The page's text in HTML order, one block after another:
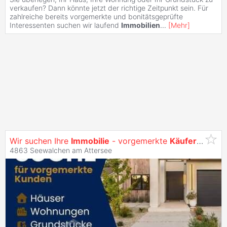
verkaufen? Dann könnte jetzt der richtige Zeitpunkt sein. Für
zahlreiche bereits vorgemerkte und bonitätsgeprüfte
Interessenten suchen wir laufend Immobilien... [Mehr]
Wir suchen Ihre Immobilie - vorgemerkte Käuferwarten
4863 Seewalchen am Attersee